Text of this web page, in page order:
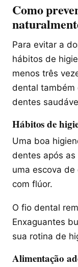
Como
Para evitar a
hábitos de
menos três
dental também
dentes
Hábitos de
Uma boa
dentes após
uma escova
com flúor.
O fio dental
Enxaguantes
sua rotina de
Alimentação